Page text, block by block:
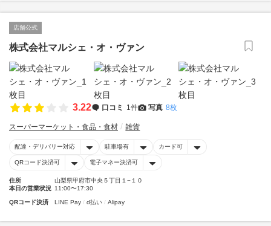
店舗公式
株式会社マルシェ・オ・ヴァン
3.22 口コミ 1件 写真 8枚
スーパーマーケット・食品・食材 雑貨
配達・デリバリー対応 駐車場有 カード可
QRコード決済可 電子マネー決済可
住所
山梨県甲府市中央５丁目１−１０
本日の営業状況 11:00〜17:30
QRコード決済 LINE Pay d払い Alipay